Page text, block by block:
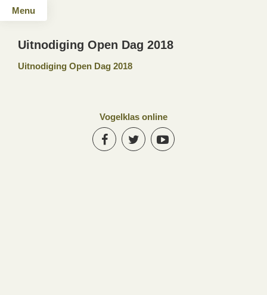
Menu
Uitnodiging Open Dag 2018
Uitnodiging Open Dag 2018
Vogelklas online